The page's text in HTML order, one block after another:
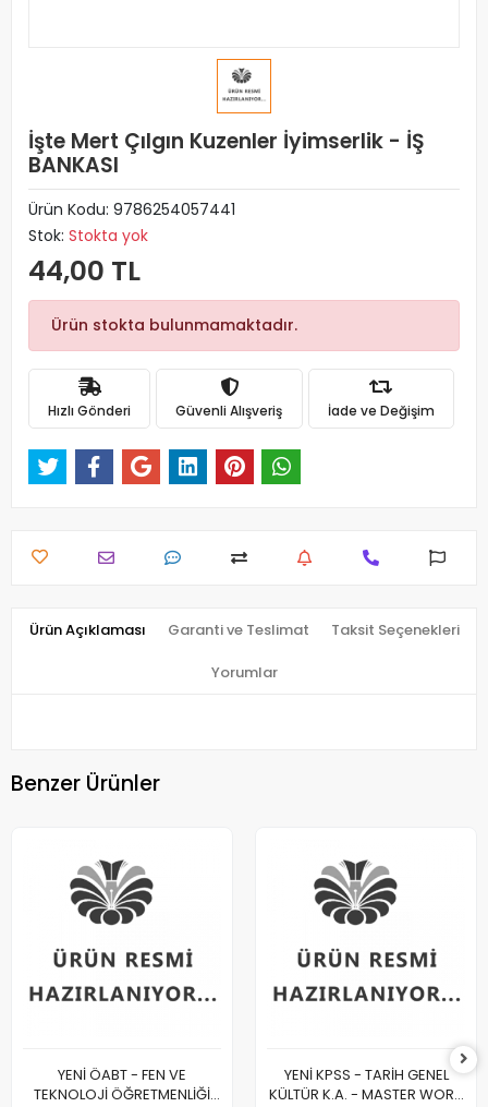
İşte Mert Çılgın Kuzenler İyimserlik - İŞ
BANKASI
Ürün Kodu: 9786254057441
Stok: Stokta yok
44,00 TL
Ürün stokta bulunmamaktadır.
Hızlı Gönderi Güvenli Alışveriş İade ve Değişim
Ürün Açıklaması Garanti ve Teslimat Taksit Seçenekleri
Yorumlar
Benzer Ürünler
YENİ ÖABT - FEN VE
TEKNOLOJİ ÖĞRETMENLİĞİ
YENİ KPSS - TARİH GENEL
KÜLTÜR K.A. - MASTER WORK